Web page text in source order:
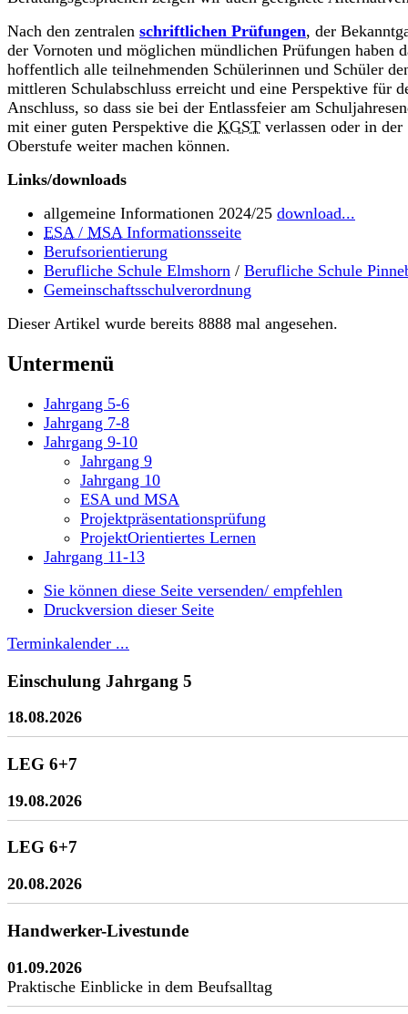
Nach den zentralen schriftlichen Prüfungen, der
der Vornoten und möglichen mündlichen Prüfungen haben
hoffentlich alle teilnehmenden Schülerinnen und Schüler
mittleren Schulabschluss erreicht und eine Perspektive für
Anschluss, so dass sie bei der Entlassfeier am
mit einer guten Perspektive die KGST verlassen oder in der
Oberstufe weiter machen können.
Links/downloads
allgemeine Informationen 2024/25 download...
ESA / MSA Informationsseite
Berufsorientierung
Berufliche Schule Elmshorn / Berufliche Schule
Gemeinschaftsschulverordnung
Dieser Artikel wurde bereits 8888 mal angesehen.
Untermenü
Jahrgang 5-6
Jahrgang 7-8
Jahrgang 9-10
Jahrgang 9
Jahrgang 10
ESA und MSA
Projektpräsentationsprüfung
ProjektOrientiertes Lernen
Jahrgang 11-13
Sie können diese Seite versenden/ empfehlen
Druckversion dieser Seite
Terminkalender ...
Einschulung Jahrgang 5
18.08.2026
LEG 6+7
19.08.2026
LEG 6+7
20.08.2026
Handwerker-Livestunde
01.09.2026
Praktische Einblicke in dem Beufsalltag